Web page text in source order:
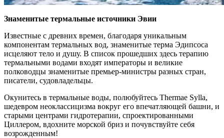
Знаменитые термальные источники Эвии
Известные с древних времен, благодаря уникальным
компонентам термальных вод, знаменитые терма Эдипсоса
исцеляют тело и душу. В список прошедших здесь терапию
термальными водами входят императоры и великие
полководцы знаменитые премьер-министры разных стран,
писатели, судовладельцы.
Окунитесь в термальные воды, полюбуйтесь Thermae Sylla,
шедевром неоклассицизма вокруг его впечатляющей башни, и
старыми центрами гидротерапии, спроектированными
Циллером, вдохните морской бриз и почувствуйте себя
возрожденным!